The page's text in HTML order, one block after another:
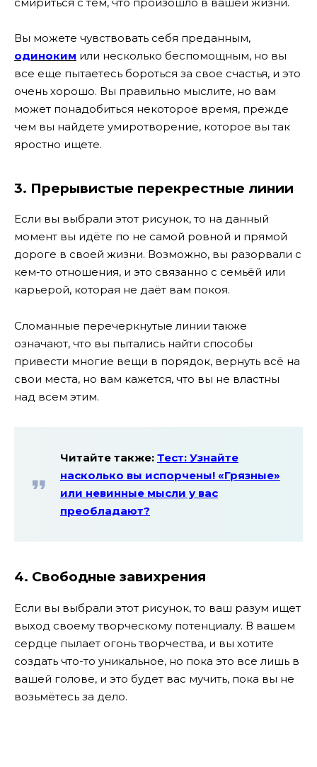
Вы можете чувствовать себя преданным,
одиноким или несколько беспомощным, но вы
все еще пытаетесь бороться за свое счастья, и это
очень хорошо. Вы правильно мыслите, но вам
может понадобиться некоторое время, прежде
чем вы найдете умиротворение, которое вы так
яростно ищете.
3. Прерывистые перекрестные линии
Если вы выбрали этот рисунок, то на данный
момент вы идёте по не самой ровной и прямой
дороге в своей жизни. Возможно, вы разорвали с
кем-то отношения, и это связанно с семьёй или
карьерой, которая не даёт вам покоя.
Сломанные перечеркнутые линии также
означают, что вы пытались найти способы
привести многие вещи в порядок, вернуть всё на
свои места, но вам кажется, что вы не властны
над всем этим.
Читайте также: Тест: Узнайте
насколько вы испорчены! «Грязные»
или невинные мысли у вас
преобладают?
4. Свободные завихрения
Если вы выбрали этот рисунок, то ваш разум ищет
выход своему творческому потенциалу. В вашем
сердце пылает огонь творчества, и вы хотите
создать что-то уникальное, но пока это все лишь в
вашей голове, и это будет вас мучить, пока вы не
возьмётесь за дело.